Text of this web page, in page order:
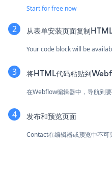
Start for free now
从表单安装页面复制
Your code block will be
将HTML代码粘贴到
在Webflow编辑器中，导航到
发布和预览页面
Contact在编辑器或预览中不可